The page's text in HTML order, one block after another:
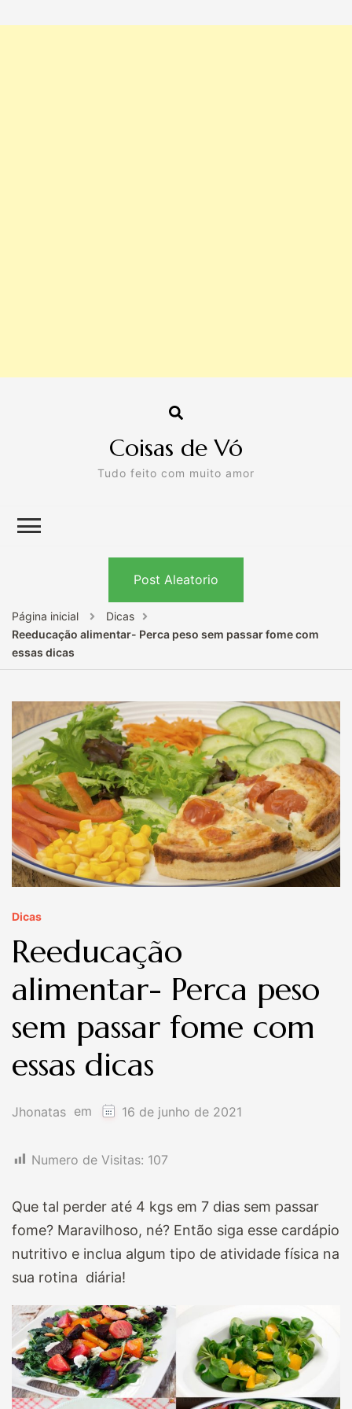
Coisas de Vó
Tudo feito com muito amor
Post Aleatorio
Página inicial
Dicas
Reeducação alimentar- Perca peso sem passar fome com
essas dicas
Dicas
Reeducação
alimentar- Perca peso
sem passar fome com
essas dicas
Jhonatas em 16 de junho de 2021
Numero de Visitas: 107
Que tal perder até 4 kgs em 7 dias sem passar
fome? Maravilhoso, né? Então siga esse cardápio
nutritivo e inclua algum tipo de atividade física na
sua rotina diária!